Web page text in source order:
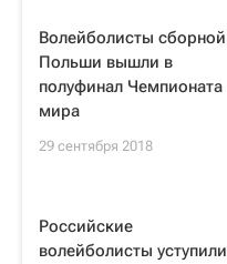
Волейболисты сборной
Польши вышли в
полуфинал Чемпионата
мира
29 сентября 2018
Российские
волейболисты уступили